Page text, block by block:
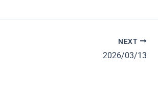
NEXT
2026/03/13